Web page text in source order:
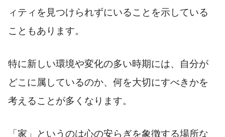
ィティを見つけられずにいることを示している
こともあります。
特に新しい環境や変化の多い時期には、自分が
どこに属しているのか、何を大切にすべきかを
考えることが多くなります。
「家」というのは心の安らぎを象徴する場所な